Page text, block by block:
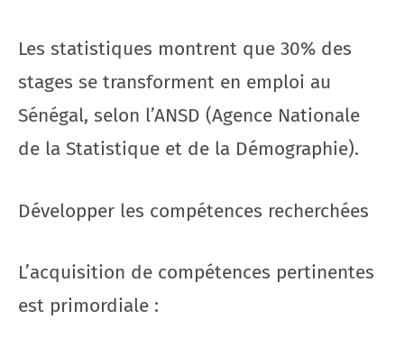
Les statistiques montrent que 30% des
stages se transforment en emploi au
Sénégal, selon l’ANSD (Agence Nationale
de la Statistique et de la Démographie).
Développer les compétences recherchées
L’acquisition de compétences pertinentes
est primordiale :